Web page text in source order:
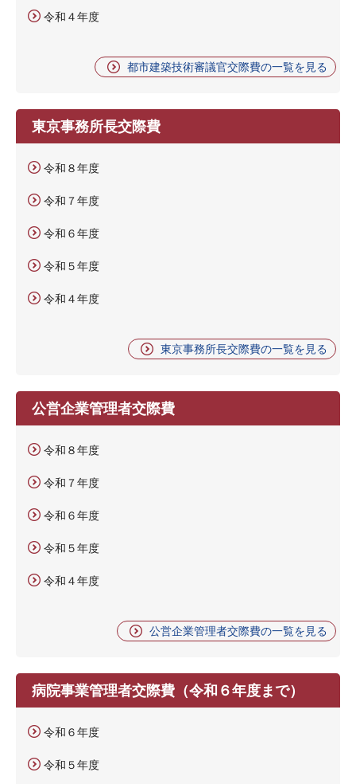
令和４年度
都市建築技術審議官交際費の一覧を見る
東京事務所長交際費
令和８年度
令和７年度
令和６年度
令和５年度
令和４年度
東京事務所長交際費の一覧を見る
公営企業管理者交際費
令和８年度
令和７年度
令和６年度
令和５年度
令和４年度
公営企業管理者交際費の一覧を見る
病院事業管理者交際費（令和６年度まで）
令和６年度
令和５年度